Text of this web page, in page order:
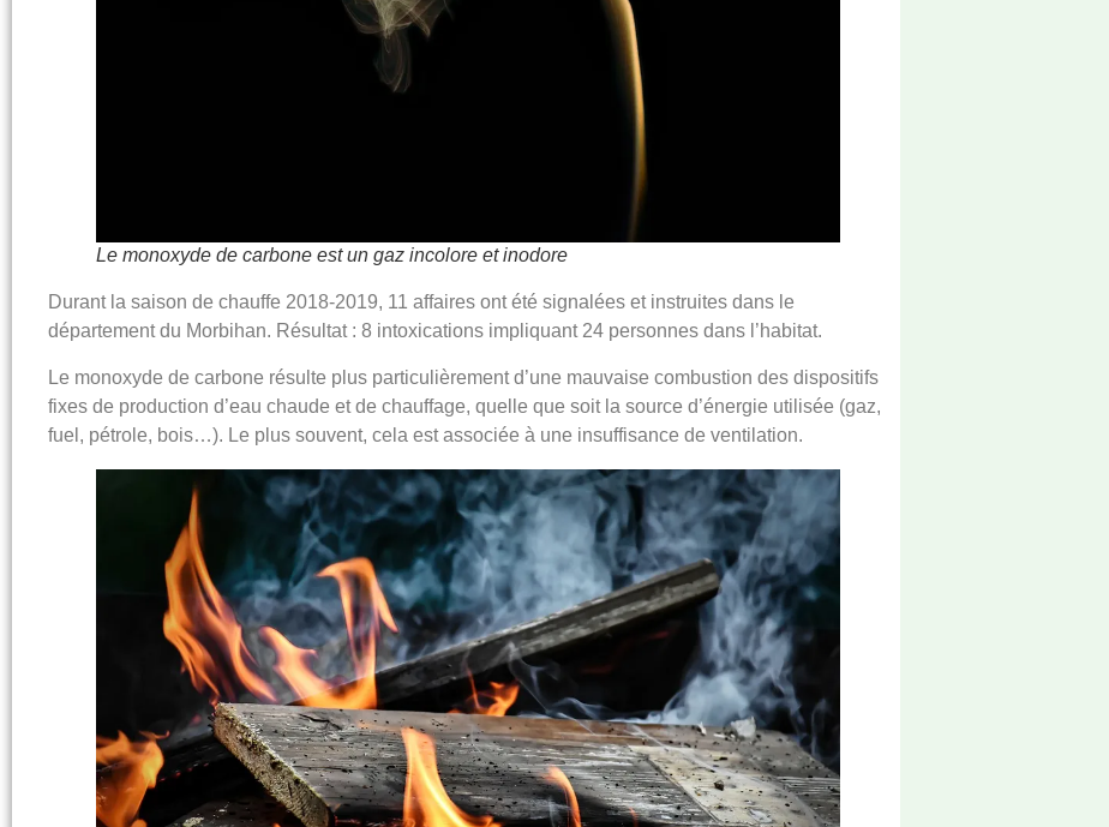
Le monoxyde de carbone est un gaz incolore et inodore
Durant la saison de chauffe 2018-2019, 11 affaires ont été signalées et instruites dans le
département du Morbihan. Résultat : 8 intoxications impliquant 24 personnes dans l’habitat.
Le monoxyde de carbone résulte plus particulièrement d’une mauvaise combustion des dispositifs
fixes de production d’eau chaude et de chauffage, quelle que soit la source d’énergie utilisée (gaz,
fuel, pétrole, bois…). Le plus souvent, cela est associée à une insuffisance de ventilation.